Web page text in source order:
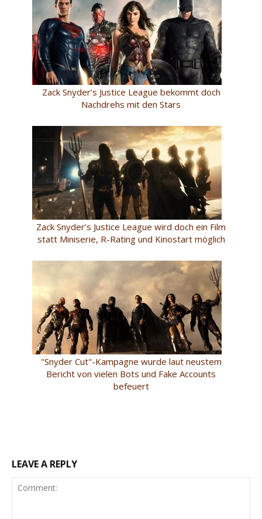
Zack Snyder’s Justice League bekommt doch
Nachdrehs mit den Stars
Zack Snyder’s Justice League wird doch ein Film
statt Miniserie, R-Rating und Kinostart möglich
"Snyder Cut"-Kampagne wurde laut neustem
Bericht von vielen Bots und Fake Accounts
befeuert
LEAVE A REPLY